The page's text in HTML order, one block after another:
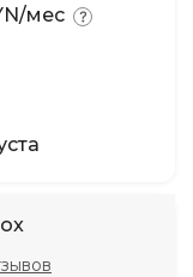
мес